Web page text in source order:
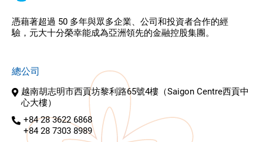
憑藉著超過 50 多年與眾多企業、公司和投資者合作的經
驗，元大十分榮幸能成為亞洲領先的金融控股集團。
總公司
越南胡志明市西貢坊黎利路65號4樓（Saigon Centre西貢中
心大樓）
+84 28 3622 6868
+84 28 7303 8989